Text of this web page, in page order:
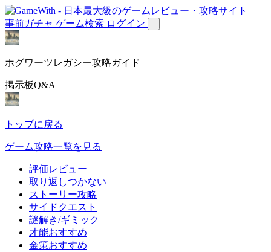
事前ガチャ ゲーム検索 ログイン
ホグワーツレガシー攻略ガイド
掲示板Q&A
トップに戻る
ゲーム攻略一覧を見る
評価レビュー
取り返しつかない
ストーリー攻略
サイドクエスト
謎解き/ギミック
才能おすすめ
金策おすすめ